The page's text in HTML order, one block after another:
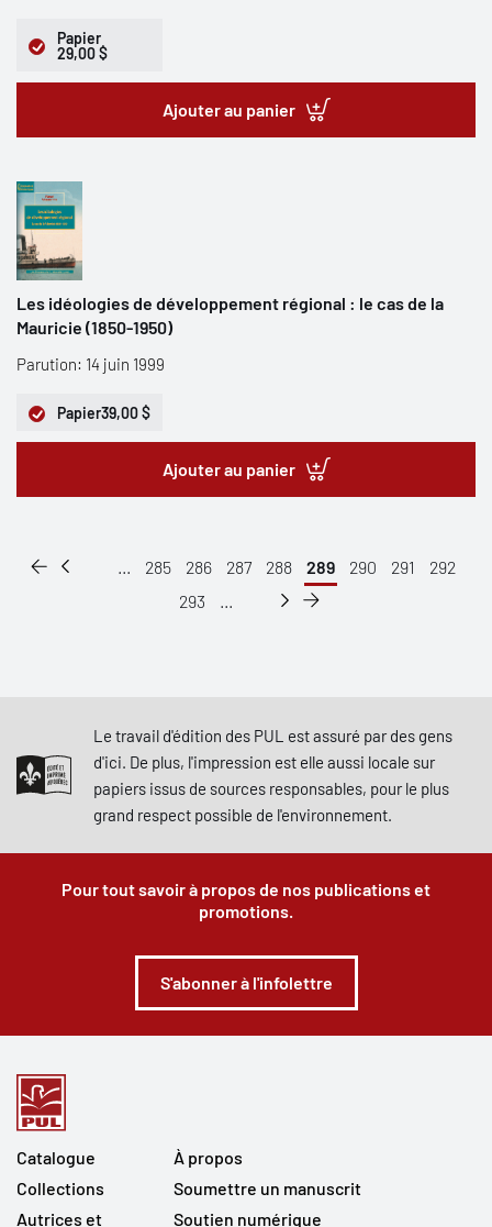
Papier
29,00 $
Ajouter au panier
Les idéologies de développement régional : le cas de la
Mauricie (1850-1950)
Parution: 14 juin 1999
Papier39,00 $
Ajouter au panier
... 285 286 287 288 289 290 291
292
293
...
Le travail d'édition des PUL est assuré par des gens
d'ici. De plus, l'impression est elle aussi locale sur
papiers issus de sources responsables, pour le plus
grand respect possible de l'environnement.
Pour tout savoir à propos de nos publications et
promotions.
S'abonner à l'infolettre
Catalogue
Collections
Autrices et
À propos
Soumettre un manuscrit
Soutien numérique